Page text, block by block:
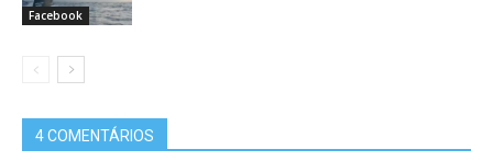
Facebook
4 COMENTÁRIOS